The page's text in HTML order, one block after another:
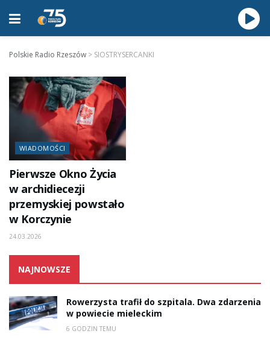
Polskie Radio Rzeszów > SIOSTRYSERCANKI
WIADOMOŚCI
Pierwsze Okno Życia
w archidiecezji
przemyskiej powstało
w Korczynie
24.03.2026
NAJNOWSZE
Rowerzysta trafił do szpitala. Dwa zdarzenia
w powiecie mieleckim
6 GODZIN TEMU